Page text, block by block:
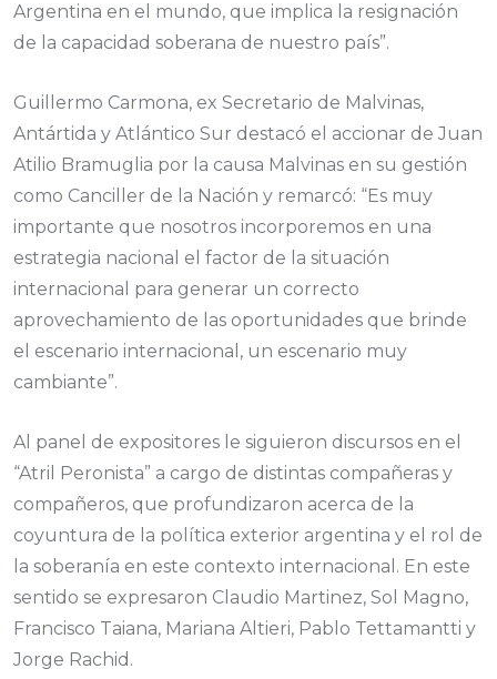
Argentina en el mundo, que implica la resignación
de la capacidad soberana de nuestro país”.
Guillermo Carmona, ex Secretario de Malvinas,
Antártida y Atlántico Sur destacó el accionar de Juan
Atilio Bramuglia por la causa Malvinas en su gestión
como Canciller de la Nación y remarcó: “Es muy
importante que nosotros incorporemos en una
estrategia nacional el factor de la situación
internacional para generar un correcto
aprovechamiento de las oportunidades que brinde
el escenario internacional, un escenario muy
cambiante”.
Al panel de expositores le siguieron discursos en el
“Atril Peronista” a cargo de distintas compañeras y
compañeros, que profundizaron acerca de la
coyuntura de la política exterior argentina y el rol de
la soberanía en este contexto internacional. En este
sentido se expresaron Claudio Martinez, Sol Magno,
Francisco Taiana, Mariana Altieri, Pablo Tettamantti y
Jorge Rachid.